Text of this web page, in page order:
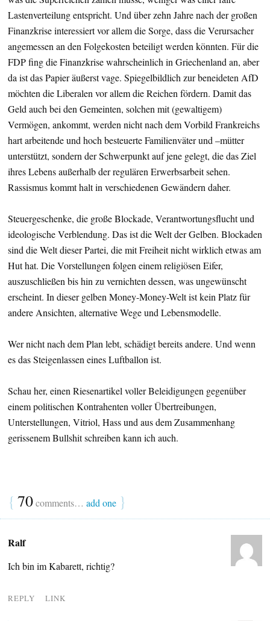
Lastenverteilung entspricht. Und über zehn Jahre nach der großen
Finanzkrise interessiert vor allem die Sorge, dass die Verursacher
angemessen an den Folgekosten beteiligt werden könnten. Für die
FDP fing die Finanzkrise wahrscheinlich in Griechenland an, aber
da ist das Papier äußerst vage. Spiegelbildlich zur beneideten AfD
möchten die Liberalen vor allem die Reichen fördern. Damit das
Geld auch bei den Gemeinten, solchen mit (gewaltigem)
Vermögen, ankommt, werden nicht nach dem Vorbild Frankreichs
hart arbeitende und hoch besteuerte Familienväter und –mütter
unterstützt, sondern der Schwerpunkt auf jene gelegt, die das Ziel
ihres Lebens außerhalb der regulären Erwerbsarbeit sehen.
Rassismus kommt halt in verschiedenen Gewändern daher.
Steuergeschenke, die große Blockade, Verantwortungsflucht und
ideologische Verblendung. Das ist die Welt der Gelben. Blockaden
sind die Welt dieser Partei, die mit Freiheit nicht wirklich etwas am
Hut hat. Die Vorstellungen folgen einem religiösen Eifer,
auszuschließen bis hin zu vernichten dessen, was ungewünscht
erscheint. In dieser gelben Money-Money-Welt ist kein Platz für
andere Ansichten, alternative Wege und Lebensmodelle.
Wer nicht nach dem Plan lebt, schädigt bereits andere. Und wenn
es das Steigenlassen eines Luftballon ist.
Schau her, einen Riesenartikel voller Beleidigungen gegenüber
einem politischen Kontrahenten voller Übertreibungen,
Unterstellungen, Vitriol, Hass und aus dem Zusammenhang
gerissenem Bullshit schreiben kann ich auch.
{ 70comments… add one }
Ralf
Ich bin im Kabarett, richtig?
REPLY LINK